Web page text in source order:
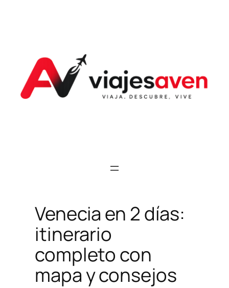
contenido
Venecia en 2 días:
itinerario
completo con
mapa y consejos